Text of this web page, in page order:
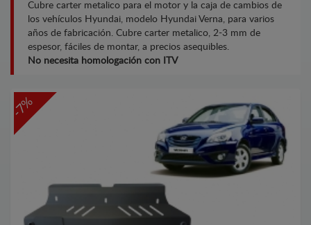
Cubre carter metalico para el motor y la caja de cambios de
los vehículos Hyundai, modelo Hyundai Verna, para varios
años de fabricación. Cubre carter metalico, 2-3 mm de
espesor, fáciles de montar, a precios asequibles.
No necesita homologación con ITV
-7%